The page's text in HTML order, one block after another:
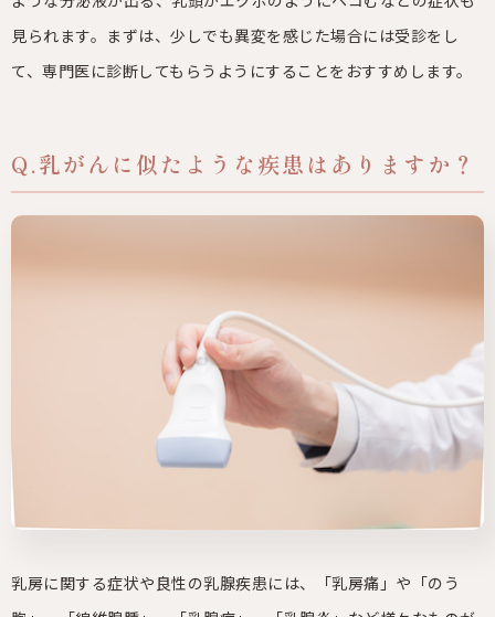
見られます。まずは、少しでも異変を感じた場合には受診をし
て、専門医に診断してもらうようにすることをおすすめします。
Q.乳がんに似たような疾患はありますか？
乳房に関する症状や良性の乳腺疾患には、「乳房痛」や「のう